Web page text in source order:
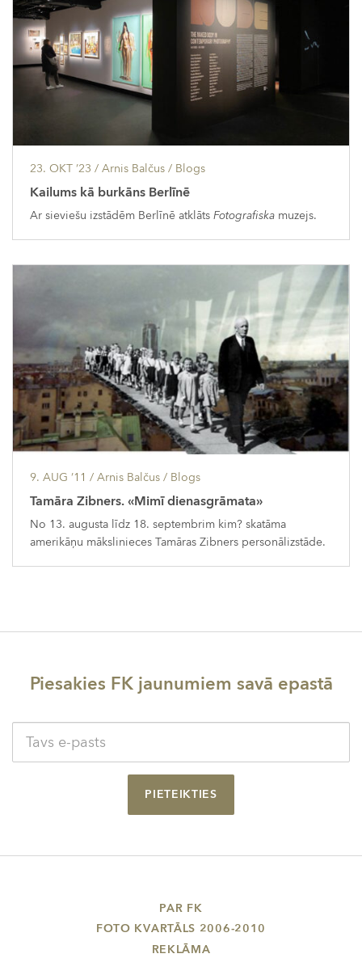
23. OKT ’23 / Arnis Balčus / Blogs
Kailums kā burkāns Berlīnē
Ar sieviešu izstādēm Berlīnē atklāts Fotografiska muzejs.
9. AUG ’11 / Arnis Balčus / Blogs
Tamāra Zibners. «Mimī dienasgrāmata»
No 13. augusta līdz 18. septembrim kim? skatāma
amerikāņu mākslinieces Tamāras Zibners personālizstāde.
Piesakies FK jaunumiem savā epastā
PIETEIKTIES
PAR FK
FOTO KVARTĀLS 2006-2010
REKLĀMA